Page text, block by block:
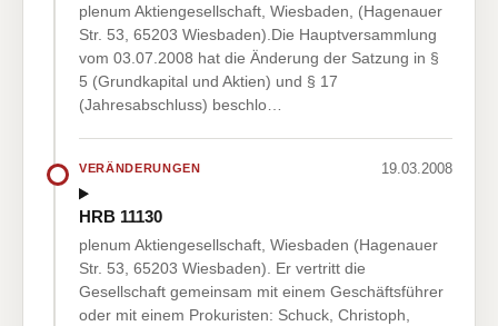
plenum Aktiengesellschaft, Wiesbaden, (Hagenauer
Str. 53, 65203 Wiesbaden).Die Hauptversammlung
vom 03.07.2008 hat die Änderung der Satzung in §
5 (Grundkapital und Aktien) und § 17
(Jahresabschluss) beschlo…
VERÄNDERUNGEN 19.03.2008
HRB 11130
plenum Aktiengesellschaft, Wiesbaden (Hagenauer
Str. 53, 65203 Wiesbaden). Er vertritt die
Gesellschaft gemeinsam mit einem Geschäftsführer
oder mit einem Prokuristen: Schuck, Christoph,